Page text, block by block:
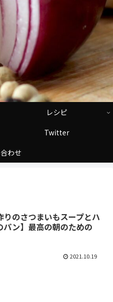
レシピ
Twitter
わせ
りのさつまいもスープとハ
パン】最高の朝のための
2021.10.19